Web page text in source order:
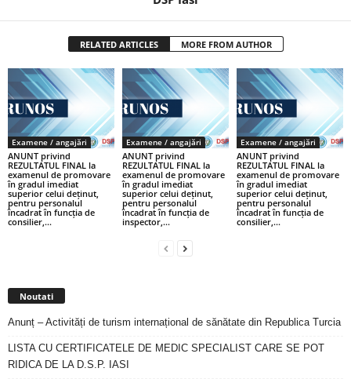
RELATED ARTICLES MORE FROM AUTHOR
Examene / angajări
ANUNT privind
REZULTATUL FINAL la
examenul de promovare
în gradul imediat
superior celui deținut,
pentru personalul
încadrat în funcția de
consilier,...
Examene / angajări
ANUNT privind
REZULTATUL FINAL la
examenul de promovare
în gradul imediat
superior celui deținut,
pentru personalul
încadrat în funcția de
inspector,...
Examene / angajări
ANUNT privind
REZULTATUL FINAL la
examenul de promovare
în gradul imediat
superior celui deținut,
pentru personalul
încadrat în funcția de
consilier,...
Noutati
Anunț – Activități de turism internațional de sănătate din Republica Turcia
LISTA CU CERTIFICATELE DE MEDIC SPECIALIST CARE SE POT
RIDICA DE LA D.S.P. IASI